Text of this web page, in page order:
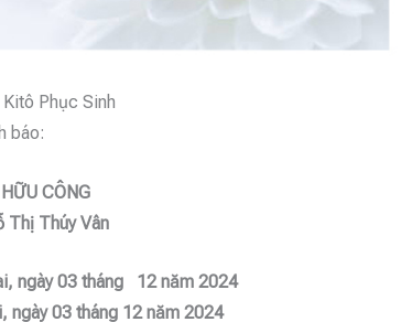
Phục Sinh
báo:
CÔNG
Thị Thúy Vân
ngày 03 tháng 12 năm 2024
ngày 03 tháng 12 năm 2024